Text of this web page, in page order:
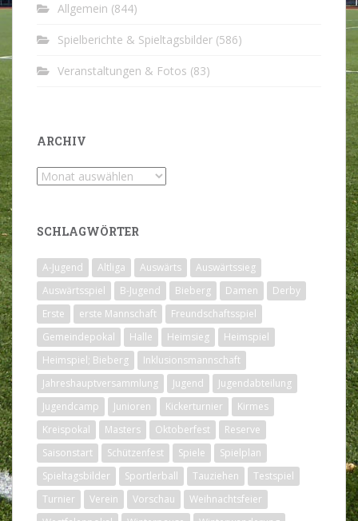
Allgemein (844)
Spielberichte & Spieltagsbilder (586)
Veranstaltungen & Fotos (83)
ARCHIV
Archiv
SCHLAGWÖRTER
A-Jugend Altliga Auswärts
Auswärtssieg
Auswärtsspiel
B-Jugend Bieberg Damen
Derby
Erste
erste Mannschaft
Freundschaftsspiel
Gemeindepokal
Halle Heimsieg
Heimspiel
Heimspiel; Bieberg
Inklusionsmannschaft
Jahreshauptversammlung
Jugend
Jugendabteilung
Jugendcamp
Junioren Kickerturnier
Kirmes
Kreispokal
Masters Oktoberfest
Reserve
Saisonstart
Schützenfest Spiele
Spielplan
Spieltagsbilder
Sportlerball Tauziehen
Testspiel
Turnier
Verein Vorschau
Weihnachtsfeier